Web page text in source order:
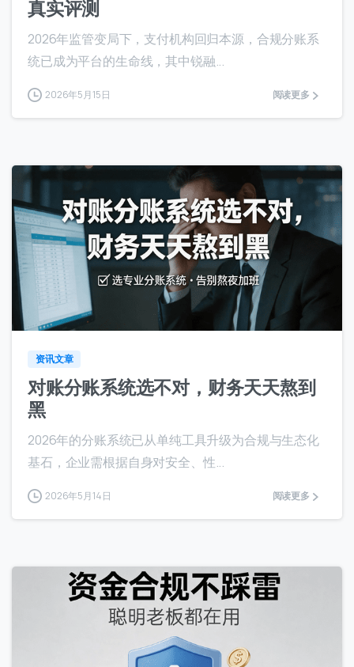
真实评测
2026年监管变局下，支付机构回归本源，合规分账系
统已成为平台的生命线，其中锐融...
2026年5月15日 阅读更多
8
资讯文章
对账分账系统选不对，财务天天熬到
黑
2026年的分账系统已从单纯工具升级为合规与生态化
基石，企业需根据自身对安全、性...
2026年5月14日 阅读更多